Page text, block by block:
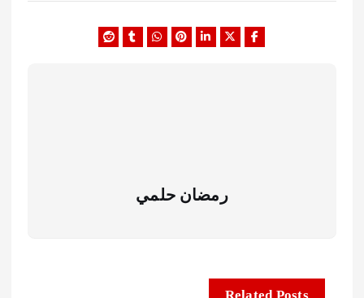
رمضان حلمي
Related Posts